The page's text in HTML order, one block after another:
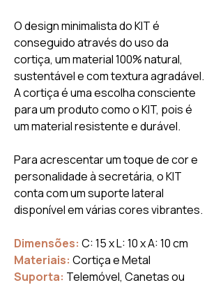
O design minimalista do KIT é
conseguido através do uso da
cortiça, um material 100% natural,
sustentável e com textura agradável.
A cortiça é uma escolha consciente
para um produto como o KIT, pois é
um material resistente e durável.
Para acrescentar um toque de cor e
personalidade à secretária, o KIT
conta com um suporte lateral
disponível em várias cores vibrantes.
Dimensões: C: 15 x L: 10 x A: 10 cm
Materiais: Cortiça e Metal
Suporta: Telemóvel, Canetas ou